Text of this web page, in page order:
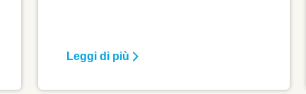
Leggi di più